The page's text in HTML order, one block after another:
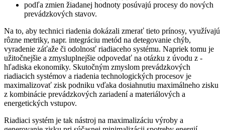
podľa zmien žiadanej hodnoty posúvajú procesy do nových
prevádzkových stavov.
Na to, aby technici riadenia dokázali zmerať tieto prínosy, využívajú
rôzne metriky, napr. integráciu metód na detegovanie chýb,
vyradenie záťaže či odolnosť riadiaceho systému. Napriek tomu je
užitočnejšie a zmysluplnejšie odpovedať na otázku z úvodu z ­
hľadiska ­ekonomiky. Skutočným zmyslom prevádzkových
riadiacich systémov a riadenia technologických procesov je
maximalizovať zisk podniku vďaka dosiahnutiu maximálneho zisku
z kombinácie prevádzkových zariadení a materiálových a
energetických vstupov.
Riadiaci systém je tak nástroj na maximalizáciu výroby a